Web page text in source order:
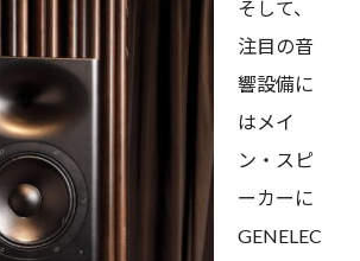
そして、
注目の音
響設備に
はメイ
ン・スピ
ーカーに
GENELEC